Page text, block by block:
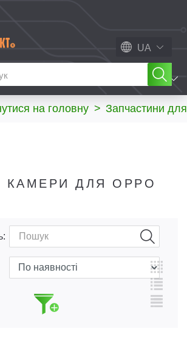
UA
МЕНЮ
на головну > Запчастини
КАМЕРИ ДЛЯ OPPO